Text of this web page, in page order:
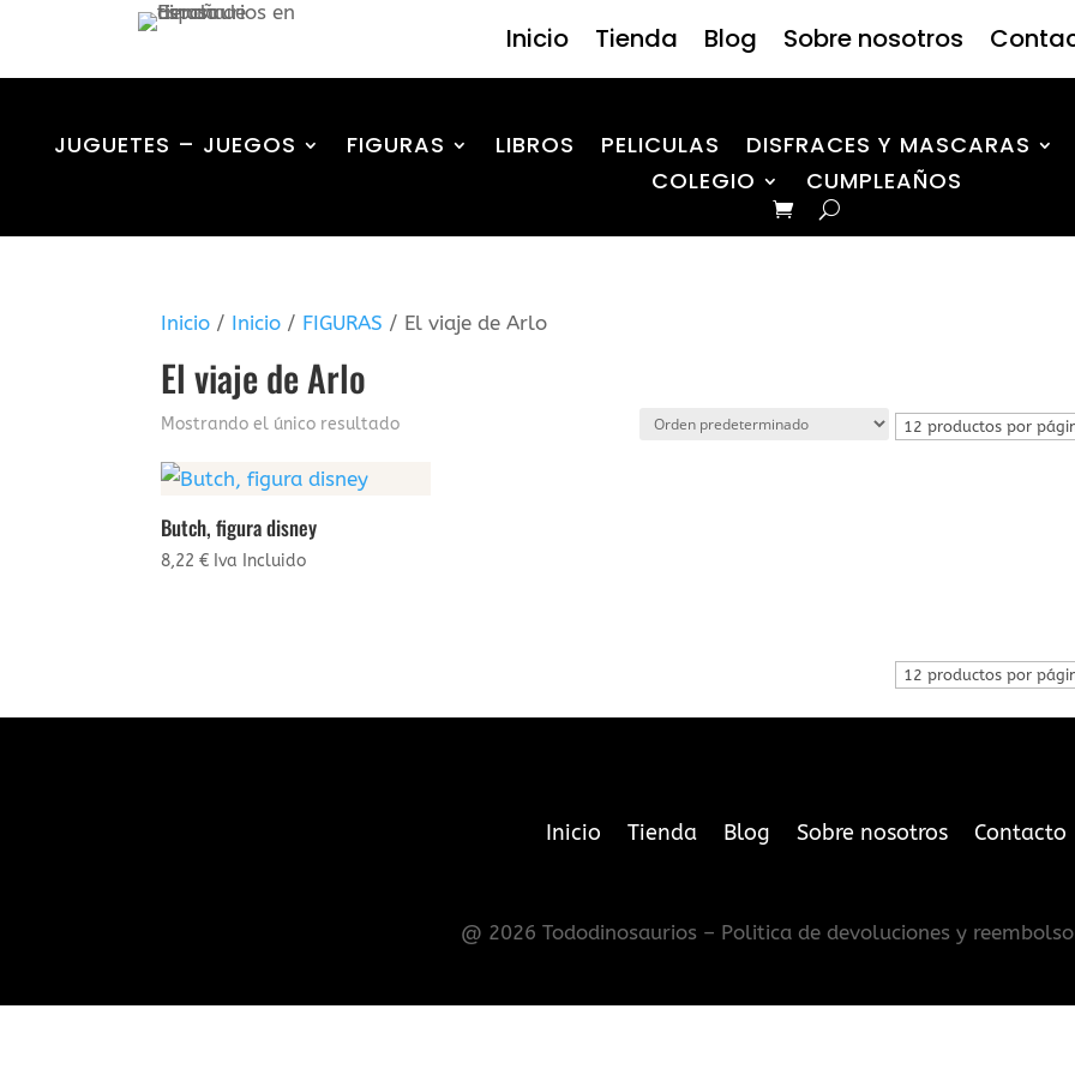
Inicio Tienda Blog Sobre nosotros
JUGUETES – JUEGOS FIGURAS LIBROS PELICULAS DISFRACES Y MASCARAS
COLEGIO
CUMPLEAÑOS
Inicio / Inicio / FIGURAS / El viaje de Arlo
El viaje de Arlo
Mostrando el único resultado
Butch, figura disney
8,22€ Iva Incluido
Inicio Tienda Blog Sobre nosotros Contacto
@ 2026 Tododinosaurios – Politica de devoluciones y